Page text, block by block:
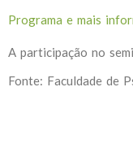
Programa e mais
A participação no
Fonte: Faculdade de